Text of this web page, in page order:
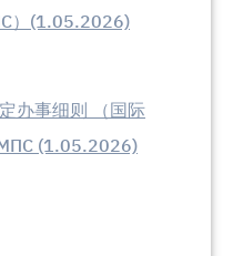
）(1.05.2026)
办事细则 （国际
(1.05.2026)